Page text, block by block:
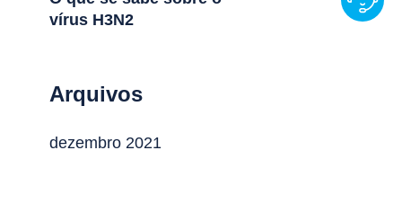
vírus H3N2
Arquivos
dezembro 2021